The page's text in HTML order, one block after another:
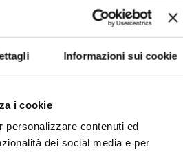
Informazioni sui cookie
i cookie
personalizzare contenuti ed
dei social media e per
noi